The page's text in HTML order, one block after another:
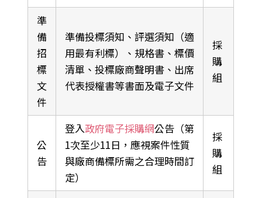
準
備
招
標
文
件
準備投標須知、評選須知（適
用最有利標）、規格書、標價
清單、投標廠商聲明書、出席
代表授權書等書面及電子文件
採
購
組
公
告
登入政府電子採購網公告（第
1次至少11日，應視案件性質
與廠商備標所需之合理時間訂
定）
採
購
組